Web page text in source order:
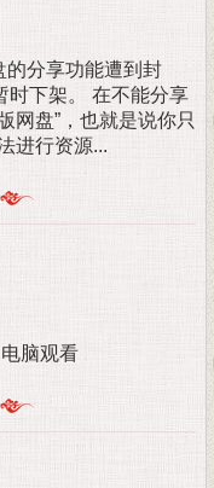
分享功能遭到封
时下架。 在不能分享
网盘”，也就是说你只
进行资源...
脑观看